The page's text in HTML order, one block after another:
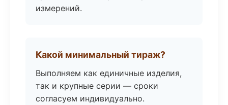
измерений.
Какой минимальный тираж?
Выполняем как единичные изделия,
так и крупные серии — сроки
согласуем индивидуально.